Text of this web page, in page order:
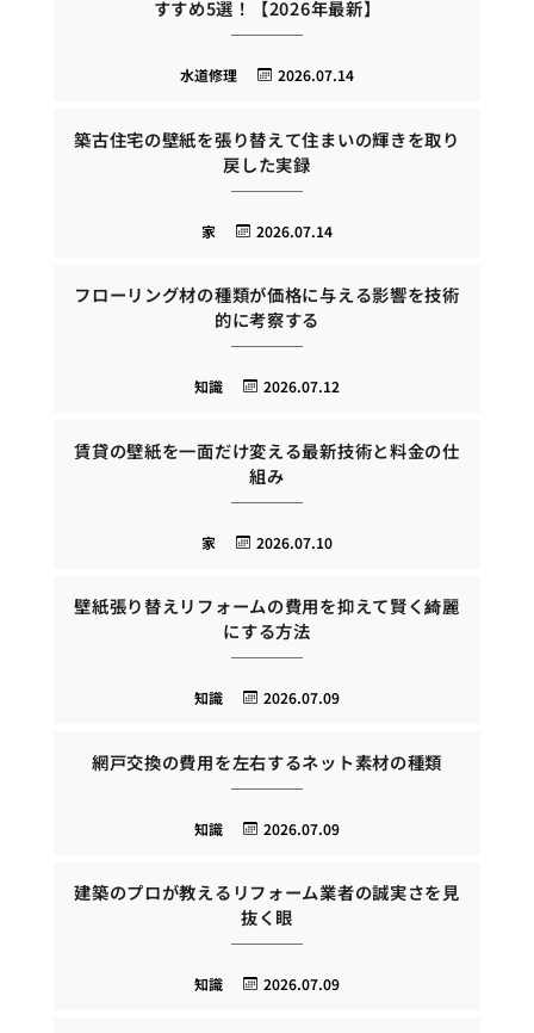
すすめ5選！【2026年最新】
2026.07.14
水道修理
築古住宅の壁紙を張り替えて住まいの輝きを取り
戻した実録
2026.07.14
家
フローリング材の種類が価格に与える影響を技術
的に考察する
2026.07.12
知識
賃貸の壁紙を一面だけ変える最新技術と料金の仕
組み
2026.07.10
家
壁紙張り替えリフォームの費用を抑えて賢く綺麗
にする方法
2026.07.09
知識
網戸交換の費用を左右するネット素材の種類
2026.07.09
知識
建築のプロが教えるリフォーム業者の誠実さを見
抜く眼
2026.07.09
知識